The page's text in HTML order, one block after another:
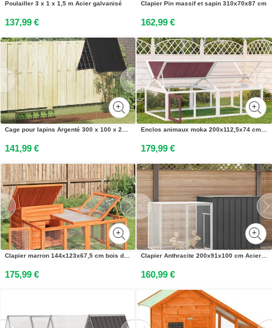
Poulailler 3 x 1 x 1,5 m Acier galvanisé
137,99 €
Clapier Pin massif et sapin 310x70x87 cm
162,99 €
Cage pour lapins Argenté 300 x 100 x 210 cm Acier galvanisé
141,99 €
Enclos animaux moka 200x112,5x74 cm bois massif de pin
179,99 €
Clapier marron 144x123x67,5 cm bois de pin massif
175,99 €
Clapier Anthracite 200x91x100 cm Acier galvanisé
160,99 €